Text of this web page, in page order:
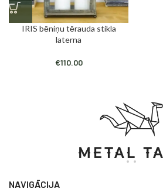
IRIS bēniņu tērauda stikla
laterna
€110.00
NAVIGĀCIJA